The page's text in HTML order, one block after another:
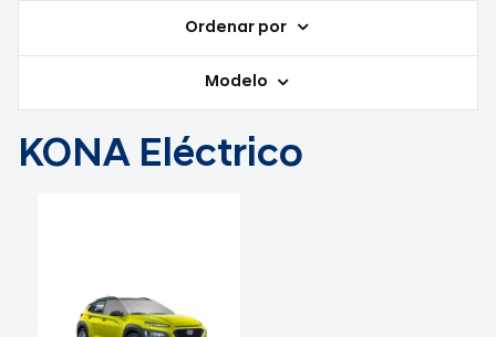
Ordenar por
Modelo
KONA Eléctrico